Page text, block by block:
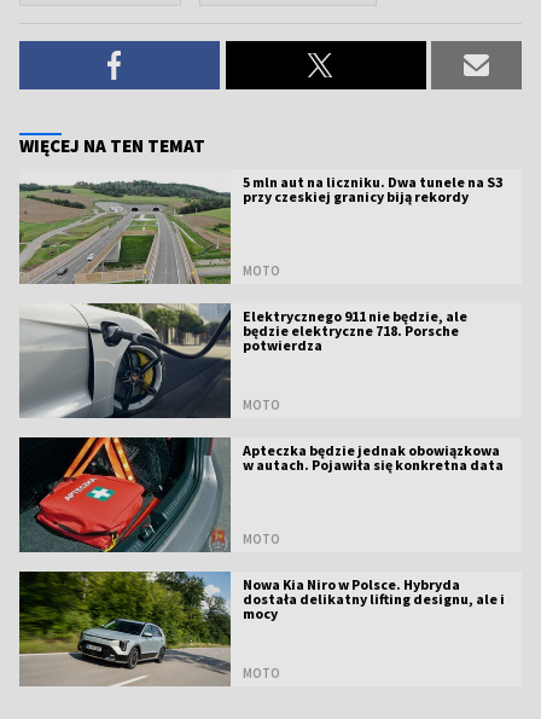
WIĘCEJ NA TEN TEMAT
5 mln aut na liczniku. Dwa tunele na S3
przy czeskiej granicy biją rekordy
MOTO
Elektrycznego 911 nie będzie, ale
będzie elektryczne 718. Porsche
potwierdza
MOTO
Apteczka będzie jednak obowiązkowa
w autach. Pojawiła się konkretna data
MOTO
Nowa Kia Niro w Polsce. Hybryda
dostała delikatny lifting designu, ale i
mocy
MOTO